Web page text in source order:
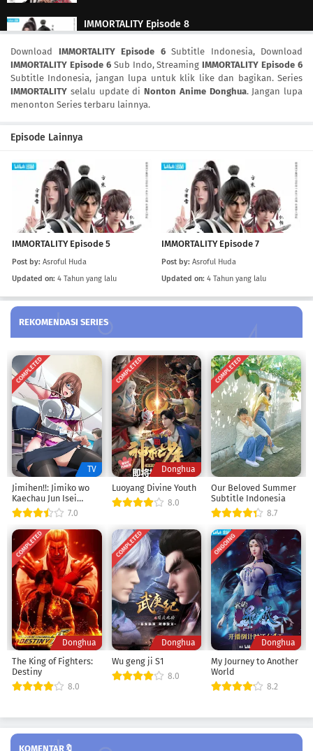
IMMORTALITY Episode 8
IMMORTALITY Episode 7
- 4 Tahun yang lalu
IMMORTALITY Episode 5
Eps 5-4 Tahun yang lalu
IMMORTALITY Episode 4
Eps 4 4 Tahun yang lalu
IMMORTALITY Episode 3
Eps 3-
IMMORTALITY Episode 2
-4 Tahun yang lalu
IMMORTALITY Episode 1
Eps 1 -4 Tahun yang lalu
Download IMMORTALITY Episode 6Subtitle Indonesia, Download
IMMORTALITY Episode 6Sub Indo, StreamingIMMORTALITY Episode 6
Subtitle Indonesia, jangan lupa untuk klik like dan bagikan. Series
IMMORTALITY selalu update di Nonton Anime Donghua. Jangan lupa
menonton Series terbaru lainnya.
Episode Lainnya
IMMORTALITY Episode 5
Post by: Asroful Huda
Updated on: 4 Tahun yang lalu
IMMORTALITY Episode 7
Post by: Asroful Huda
Updated on: 4 Tahun yang lalu
REKOMENDASI SERIES
COMPLETED
TV
Jimihen!!: Jimiko wo
Kaechau Jun Isei
Kouyuu!!
7.0
COMPLETED
Donghua
Luoyang Divine Youth
8.0
COMPLETED
Our Beloved Summer
Subtitle Indonesia
8.7
COMPLETED
Donghua
The King of Fighters:
Destiny
8.0
COMPLETED
Donghua
Wu geng ji S1
8.0
ONGOING
Donghua
My Journey to Another
World
8.2
KOMENTAR🔖